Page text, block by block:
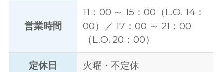
営業時間
11：00 ～ 15：00（L.O. 14：
00）／ 17：00 ～ 21：00
（L.O. 20：00）
定休日 火曜・不定休